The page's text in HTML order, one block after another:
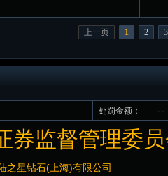
上一页 1 2 3
处罚金额： --
券监督管理委
之星钻石(上海)有限公司